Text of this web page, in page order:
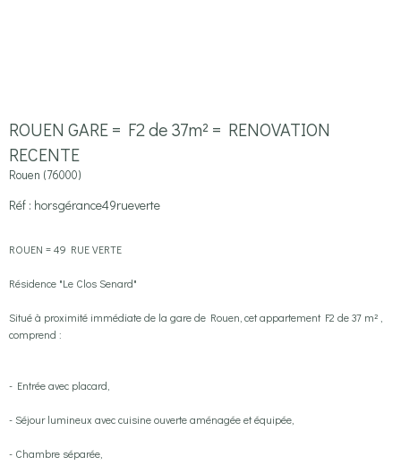
ROUEN GARE = F2 de 37m² = RENOVATION
RECENTE
Rouen (76000)
Réf : horsgérance49rueverte
ROUEN = 49 RUE VERTE
Résidence "Le Clos Senard"
Situé à proximité immédiate de la gare de Rouen, cet appartement F2 de 37 m² ,
comprend :
- Entrée avec placard,
- Séjour lumineux avec cuisine ouverte aménagée et équipée,
- Chambre séparée,